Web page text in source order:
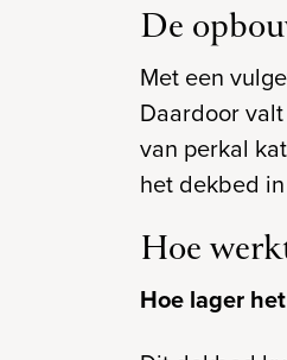
De
Met een
Daardoor
van perkal
het dekbed
Hoe
Hoe lager